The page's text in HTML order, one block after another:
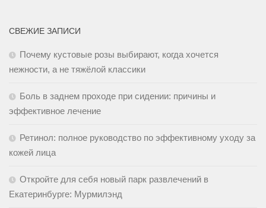
СВЕЖИЕ ЗАПИСИ
Почему кустовые розы выбирают, когда хочется
нежности, а не тяжёлой классики
Боль в заднем проходе при сидении: причины и
эффективное лечение
Ретинол: полное руководство по эффективному уходу за
кожей лица
Откройте для себя новый парк развлечений в
Екатеринбурге: Мурмилэнд